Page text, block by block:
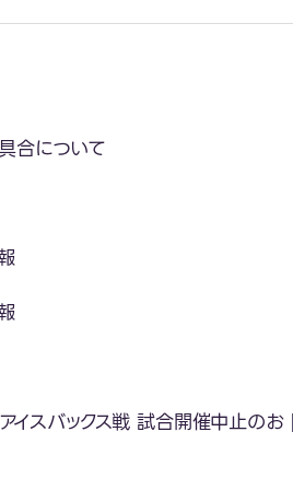
合について
イスバックス戦 試合開催中止の